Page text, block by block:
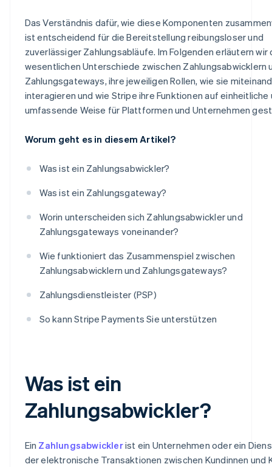
Das Verständnis dafür, wie diese Komponenten
ist entscheidend für die Bereitstellung reibungsloser und
zuverlässiger Zahlungsabläufe. Im Folgenden erläutern wir
wesentlichen Unterschiede zwischen Zahlungsabwicklern
Zahlungsgateways, ihre jeweiligen Rollen, wie sie
interagieren und wie Stripe ihre Funktionen auf einheitliche
umfassende Weise für Plattformen und Unternehmen
Worum geht es in diesem Artikel?
Was ist ein Zahlungsabwickler?
Was ist ein Zahlungsgateway?
Worin unterscheiden sich Zahlungsabwickler und
Zahlungsgateways voneinander?
Wie funktioniert das Zusammenspiel zwischen
Zahlungsabwicklern und Zahlungsgateways?
Zahlungsdienstleister (PSP)
So kann Stripe Payments Sie unterstützen
Was ist ein
Zahlungsabwickler?
Ein Zahlungsabwicklerist ein Unternehmen oder ein
der elektronische Transaktionen zwischen Kundinnen und